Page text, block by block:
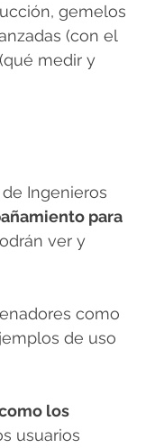
gemelos
(con el
medir y
Ingenieros
para
ver y
como
de uso
los
usuarios